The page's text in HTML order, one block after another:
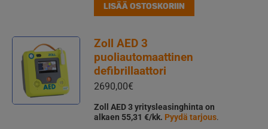
LISÄÄ OSTOSKORIIN
Zoll AED 3
puoliautomaattinen
defibrillaattori
2690,00€
Zoll AED 3 yritysleasinghinta on
alkaen 55,31 €/kk. Pyydä tarjous.